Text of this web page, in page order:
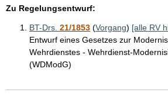
Zu Regelungsentwurf:
BT-Drs. 21/1853 (Vorgang) [alle RV
Entwurf eines Gesetzes zur
Wehrdienstes - Wehrdienst-
(WDModG)